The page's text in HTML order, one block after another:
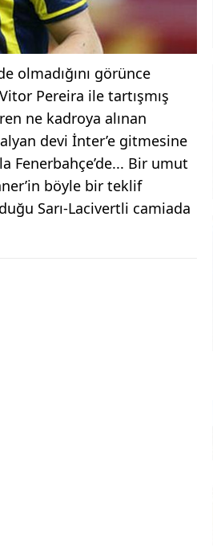
olmadığını görünce
Pereira ile tartışmış
ne kadroya alınan
devi İnter’e gitmesine
Fenerbahçe’de... Bir umut
böyle bir teklif
Sarı-Lacivertli camiada